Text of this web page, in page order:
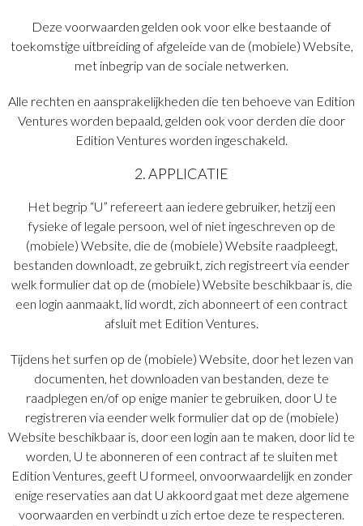
Deze voorwaarden gelden ook voor elke bestaande of
toekomstige uitbreiding of afgeleide van de (mobiele) Website,
met inbegrip van de sociale netwerken.
Alle rechten en aansprakelijkheden die ten behoeve van Edition
Ventures worden bepaald, gelden ook voor derden die door
Edition Ventures worden ingeschakeld.
2. APPLICATIE
Het begrip “U” refereert aan iedere gebruiker, hetzij een
fysieke of legale persoon, wel of niet ingeschreven op de
(mobiele) Website, die de (mobiele) Website raadpleegt,
bestanden downloadt, ze gebruikt, zich registreert via eender
welk formulier dat op de (mobiele) Website beschikbaar is, die
een login aanmaakt, lid wordt, zich abonneert of een contract
afsluit met Edition Ventures.
Tijdens het surfen op de (mobiele) Website, door het lezen van
documenten, het downloaden van bestanden, deze te
raadplegen en/of op enige manier te gebruiken, door U te
registreren via eender welk formulier dat op de (mobiele)
Website beschikbaar is, door een login aan te maken, door lid te
worden, U te abonneren of een contract af te sluiten met
Edition Ventures, geeft U formeel, onvoorwaardelijk en zonder
enige reservaties aan dat U akkoord gaat met deze algemene
voorwaarden en verbindt u zich ertoe deze te respecteren.